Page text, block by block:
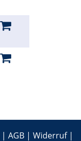
| AGB| Widerruf|